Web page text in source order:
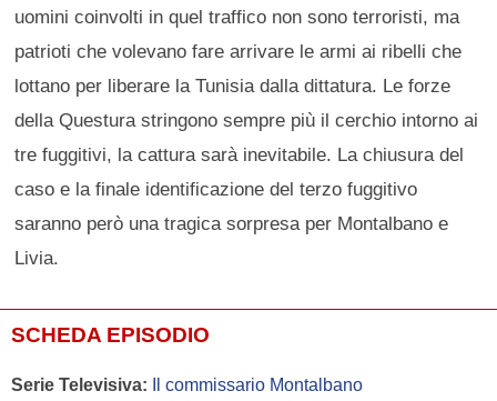
uomini coinvolti in quel traffico non sono terroristi, ma
patrioti che volevano fare arrivare le armi ai ribelli che
lottano per liberare la Tunisia dalla dittatura. Le forze
della Questura stringono sempre più il cerchio intorno ai
tre fuggitivi, la cattura sarà inevitabile. La chiusura del
caso e la finale identificazione del terzo fuggitivo
saranno però una tragica sorpresa per Montalbano e
Livia.
SCHEDA EPISODIO
Serie Televisiva:
Il commissario Montalbano